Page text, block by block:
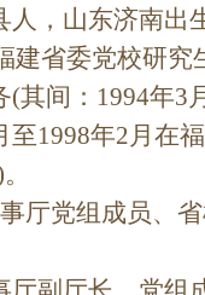
，山东济南
省委党校研究
间：1994年3
至1998年2月在
党组成员、省